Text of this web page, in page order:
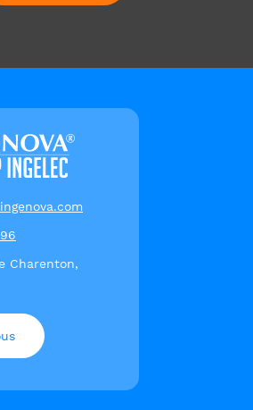
Charenton,